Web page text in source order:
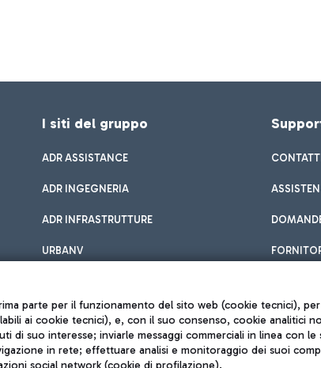
I siti del gruppo
ADR ASSISTANCE
ADR INGEGNERIA
ADR INFRASTRUTTURE
URBANV
CONTATTI
parte per il funzionamento del sito web (cookie tecnici),
ai cookie tecnici), e, con il suo consenso, cookie analitici
di suo interesse; inviarle messaggi commerciali in linea con
in rete; effettuare analisi e monitoraggio dei suoi
social network (cookie di profilazione).